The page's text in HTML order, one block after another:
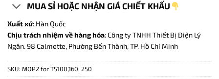
MUA SỈ HOẶC NHẬN GIÁ CHIẾT KHẤU
Xuất xứ: Hàn Quốc
Chịu trách nhiệm về hàng hóa: Công ty TNHH Thiết Bị Điện Lý
Ngân. 98 Calmette, Phường Bến Thành, TP. Hồ Chí Minh
SKU: MOP2 for TS100,160, 250